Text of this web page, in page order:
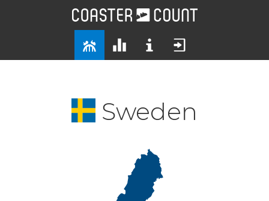
Sweden